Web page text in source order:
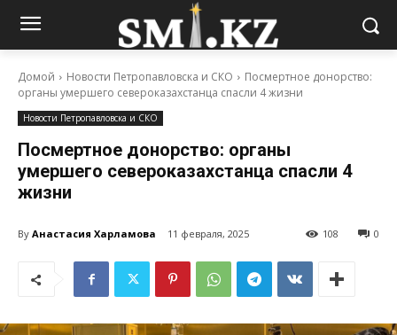
Домой Новости Петропавловска и СКО
Посмертное донорство:
органы умершего североказахстанца спасли 4 жизни
Новости Петропавловска и СКО
Посмертное донорство: органы
умершего североказахстанца спасли 4
жизни
By Анастасия Харламова 11 февраля, 2025 0
108